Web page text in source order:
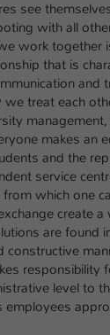
see
with all
work together
that is
and
treat each
makes an
and the
service
which one
create a
are found
responsibility
level to